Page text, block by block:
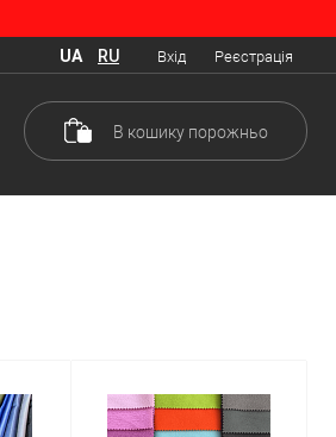
Вхід Реєстрація
UA RU
В кошику порожньо